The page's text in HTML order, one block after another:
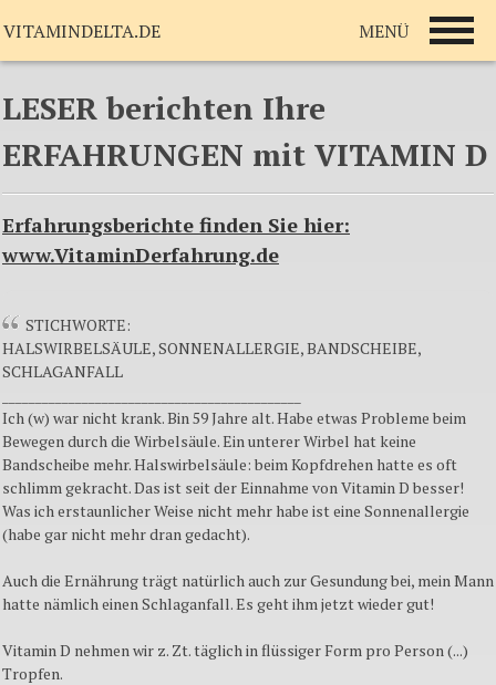
LESER berichten Ihre
ERFAHRUNGEN mit VITAMIN D
Erfahrungsberichte finden Sie hier:
www.VitaminDerfahrung.de
STICHWORTE:
HALSWIRBELSÄULE, SONNENALLERGIE, BANDSCHEIBE,
SCHLAGANFALL
Ich (w) war nicht krank. Bin 59 Jahre alt. Habe etwas Probleme beim
Bewegen durch die Wirbelsäule. Ein unterer Wirbel hat keine
Bandscheibe mehr. Halswirbelsäule: beim Kopfdrehen hatte es oft
schlimm gekracht. Das ist seit der Einnahme von Vitamin D besser!
Was ich erstaunlicher Weise nicht mehr habe ist eine Sonnenallergie
(habe gar nicht mehr dran gedacht).
Auch die Ernährung trägt natürlich auch zur Gesundung bei, mein Mann
hatte nämlich einen Schlaganfall. Es geht ihm jetzt wieder gut!
Vitamin D nehmen wir z. Zt. täglich in flüssiger Form pro Person (...)
Tropfen.
VITAMINDELTA.DE MENÜ